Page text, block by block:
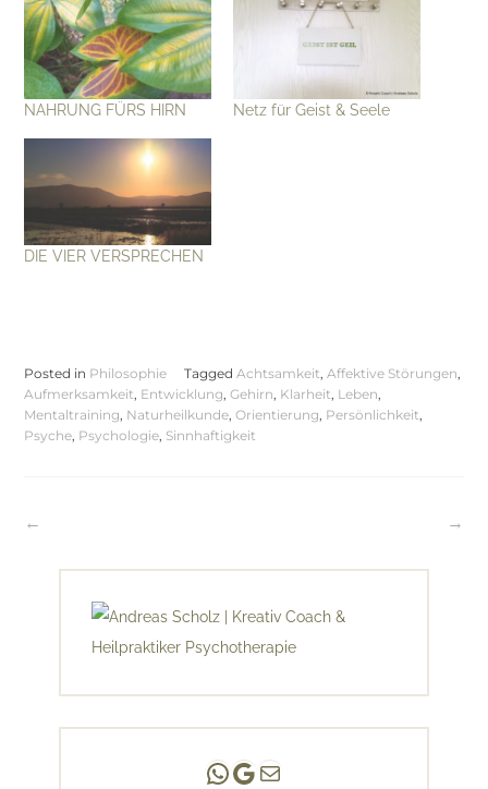
NAHRUNG FÜRS HIRN Netz für Geist & Seele
DIE VIER VERSPRECHEN
Posted in Philosophie TaggedAchtsamkeit ,Affektive Störungen
Aufmerksamkeit Entwicklung ,Gehirn Klarheit Leben
Mentaltraining Naturheilkunde ,Orientierung Persönlichkeit
Psyche Psychologie Sinnhaftigkeit
Beitragsnavigation
Andreas Scholz | (HPP)
Praxis Adlershof
E-Mail an mich ...